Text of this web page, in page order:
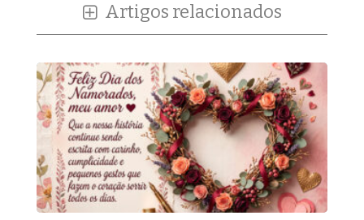
Artigos relacionados